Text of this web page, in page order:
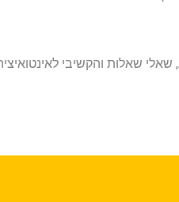
שאלות והקשיבי